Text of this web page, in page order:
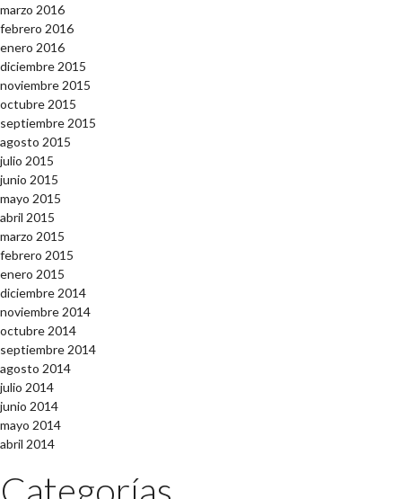
marzo 2016
febrero 2016
enero 2016
diciembre 2015
noviembre 2015
octubre 2015
septiembre 2015
agosto 2015
julio 2015
junio 2015
mayo 2015
abril 2015
marzo 2015
febrero 2015
enero 2015
diciembre 2014
noviembre 2014
octubre 2014
septiembre 2014
agosto 2014
julio 2014
junio 2014
mayo 2014
abril 2014